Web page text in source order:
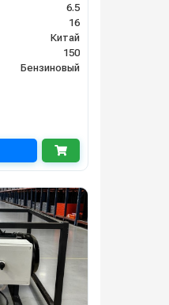
6.5
16
Китай
150
Бензиновый